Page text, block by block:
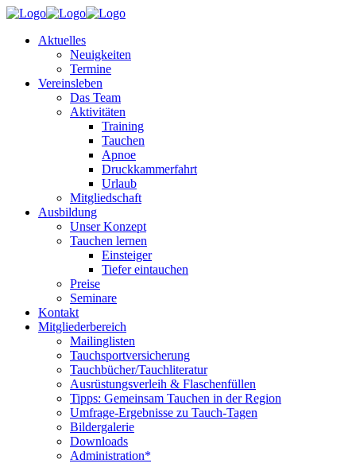
Aktuelles
Neuigkeiten
Termine
Vereinsleben
Das Team
Aktivitäten
Training
Tauchen
Apnoe
Druckkammerfahrt
Urlaub
Mitgliedschaft
Ausbildung
Unser Konzept
Tauchen lernen
Einsteiger
Tiefer eintauchen
Preise
Seminare
Kontakt
Mitgliederbereich
Mailinglisten
Tauchsportversicherung
Tauchbücher/Tauchliteratur
Ausrüstungsverleih & Flaschenfüllen
Tipps: Gemeinsam Tauchen in der Region
Umfrage-Ergebnisse zu Tauch-Tagen
Bildergalerie
Downloads
Administration*